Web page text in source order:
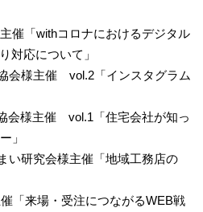
催「withコロナにおけるデジタル
対応について」
会様主催 vol.2「インスタグラム
会様主催 vol.1「住宅会社が知っ
」
い研究会様主催「地域工務店の
「来場・受注につながるWEB戦